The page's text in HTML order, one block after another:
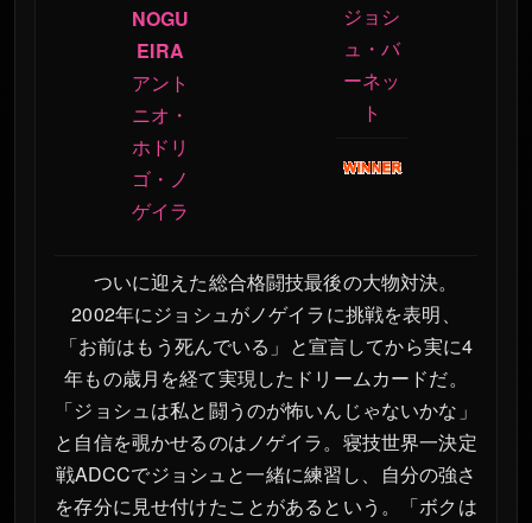
NOGU
EIRA
アント
ニオ・
ホドリ
ゴ・ノ
ゲイラ
ジョシ
ュ・バ
ーネッ
ト
ついに迎えた総合格闘技最後の大物対決。
2002年にジョシュがノゲイラに挑戦を表明、
「お前はもう死んでいる」と宣言してから実に4
年もの歳月を経て実現したドリームカードだ。
「ジョシュは私と闘うのが怖いんじゃないかな」
と自信を覗かせるのはノゲイラ。寝技世界一決定
戦ADCCでジョシュと一緒に練習し、自分の強さ
を存分に見せ付けたことがあるという。「ボクは